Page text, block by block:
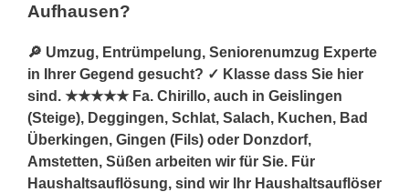
Aufhausen?
🔎 Umzug, Entrümpelung, Seniorenumzug Experte
in Ihrer Gegend gesucht? ✓ Klasse dass Sie hier
sind. ★★★★★ Fa. Chirillo, auch in Geislingen
(Steige), Deggingen, Schlat, Salach, Kuchen, Bad
Überkingen, Gingen (Fils) oder Donzdorf,
Amstetten, Süßen arbeiten wir für Sie. Für
Haushaltsauflösung, sind wir Ihr Haushaltsauflöser